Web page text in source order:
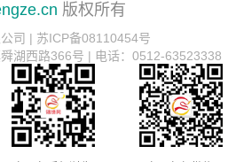
版权所有
司 | 苏ICP备08110454号
湖西路366号 | 电话：0512-63523338